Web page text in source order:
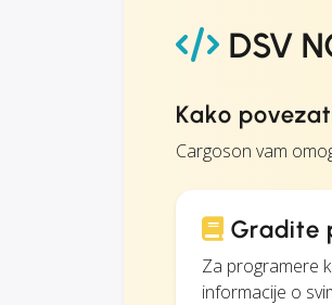
DSV
Kako
Cargoson vam
Gradite
Za programere
informacije o